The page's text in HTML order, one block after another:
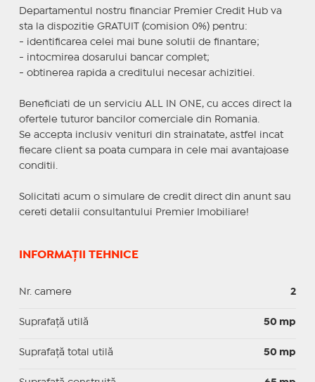
Departamentul nostru financiar Premier Credit Hub va
sta la dispozitie GRATUIT (comision 0%) pentru:
- identificarea celei mai bune solutii de finantare;
- intocmirea dosarului bancar complet;
- obtinerea rapida a creditului necesar achizitiei.
Beneficiati de un serviciu ALL IN ONE, cu acces direct la
ofertele tuturor bancilor comerciale din Romania.
Se accepta inclusiv venituri din strainatate, astfel incat
fiecare client sa poata cumpara in cele mai avantajoase
conditii.
Solicitati acum o simulare de credit direct din anunt sau
cereti detalii consultantului Premier Imobiliare!
INFORMAȚII TEHNICE
Nr. camere 2
Suprafaţă utilă 50 mp
Suprafaţă total utilă 50 mp